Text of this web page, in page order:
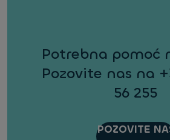
Potrebna pomoć
Pozovite nas na
56 255
POZOVITE